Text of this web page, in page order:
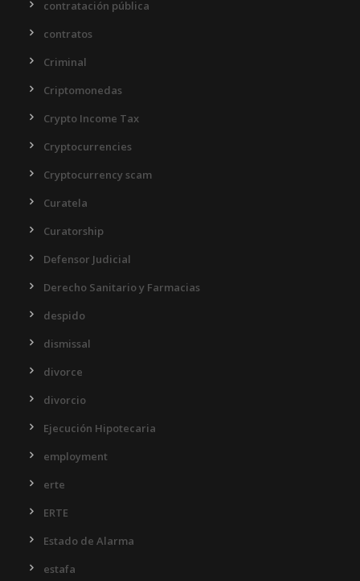
contratación pública
contratos
Criminal
Criptomonedas
Crypto Income Tax
Cryptocurrencies
Cryptocurrency scam
Curatela
Curatorship
Defensor Judicial
Derecho Sanitario y Farmacias
despido
dismissal
divorce
divorcio
Ejecución Hipotecaria
employment
erte
ERTE
Estado de Alarma
estafa